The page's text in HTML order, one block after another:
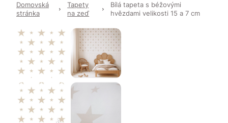
Domovská
stránka
Tapety
na zeď
Bílá tapeta s béžovými
hvězdami velikosti 15 a 7 cm